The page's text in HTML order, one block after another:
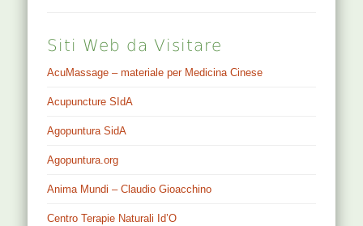
Siti Web da Visitare
AcuMassage – materiale per Medicina Cinese
Acupuncture SIdA
Agopuntura SidA
Agopuntura.org
Anima Mundi – Claudio Gioacchino
Centro Terapie Naturali Id’O